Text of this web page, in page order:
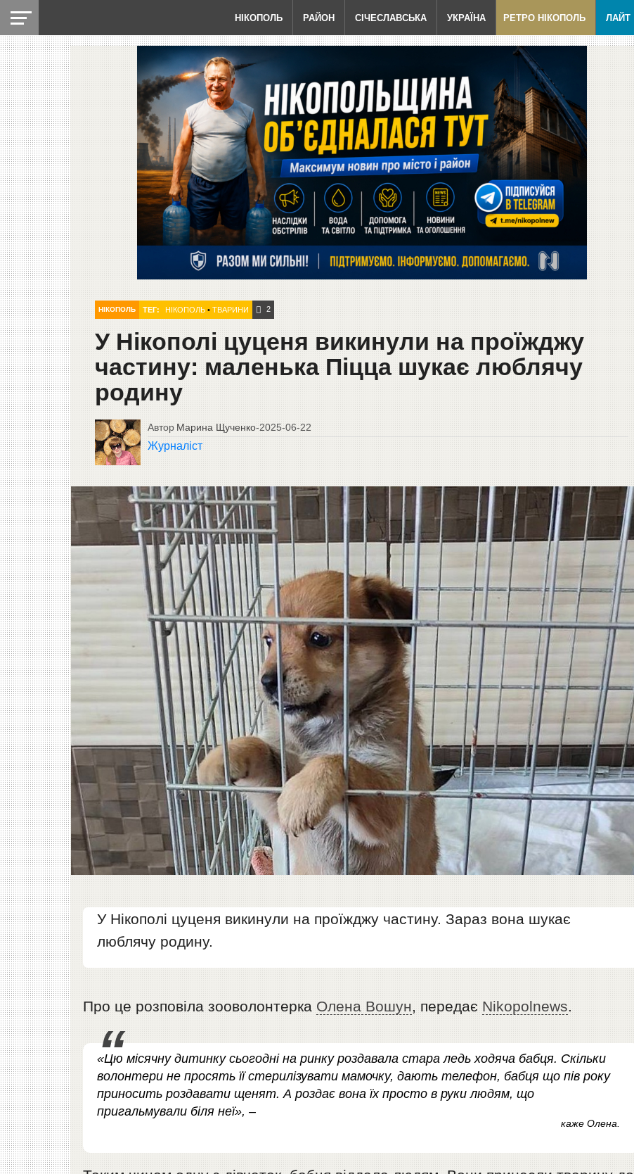
НІКОПОЛЬ РАЙОН СІЧЕСЛАВСЬКА УКРАЇНА РЕТРО НІКОПОЛЬ ЛАЙТ
НІКОПОЛЬ ТЕГ: НІКОПОЛЬ• ТВАРИНИ 2
У Нікополі цуценя викинули на проїжджу
частину: маленька Піцца шукає люблячу
родину
Автор Марина Щученко-2025-06-22
Журналіст
У Нікополі цуценя викинули на проїжджу частину. Зараз вона шукає
люблячу родину.
Про це розповіла зооволонтерка Олена Вошун, передає Nikopolnews.
«Цю місячну дитинку сьогодні на ринку роздавала стара ледь ходяча бабця. Скільки
волонтери не просять її стерилізувати мамочку, дають телефон, бабця що пів року
приносить роздавати щенят. А роздає вона їх просто в руки людям, що
пригальмували біля неї», –
каже Олена.